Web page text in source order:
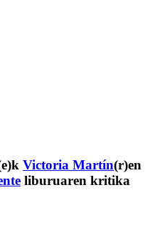
Victoria Martín(r)en
liburuaren kritika